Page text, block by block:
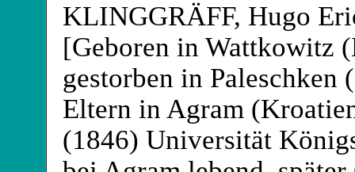
KLINGGRÄFF, Hugo
[Geboren in Wattkowitz
gestorben in
Eltern in Agram
(1846) Universität